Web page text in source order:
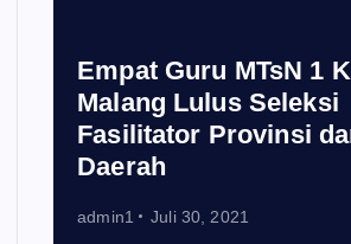
Empat Guru MTsN 1
Malang Lulus Seleksi
Fasilitator Provinsi
Daerah
admin1 Juli 30, 2021